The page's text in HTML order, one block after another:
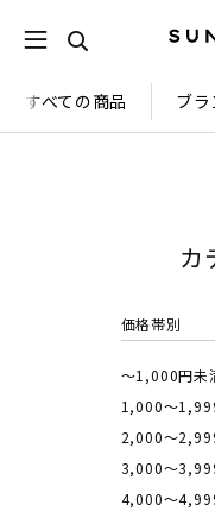
すべての商品 ブ
カ
価格帯別
～1,000円未
1,000～
2,000～
3,000～
4,000～